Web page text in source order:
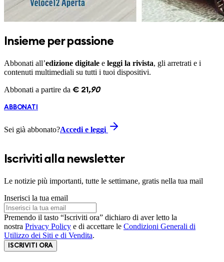
Insieme per passione
Abbonati all’edizione digitale e leggi la rivista, gli arretrati e i
contenuti multimediali su tutti i tuoi dispositivi.
Abbonati a partire da € 21,90
ABBONATI
Sei già abbonato?Accedi e leggi
Iscriviti alla newsletter
Le notizie più importanti, tutte le settimane, gratis nella tua mail
Inserisci la tua email
Premendo il tasto “Iscriviti ora” dichiaro di aver letto la
nostra Privacy Policy e di accettare le Condizioni Generali di
Utilizzo dei Siti e di Vendita.
ISCRIVITI ORA